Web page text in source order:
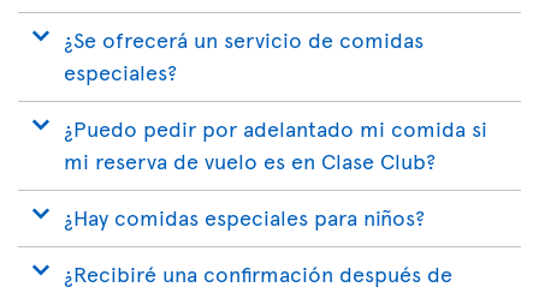
¿Se ofrecerá un servicio de comidas
especiales?
¿Puedo pedir por adelantado mi comida si
mi reserva de vuelo es en Clase Club?
¿Hay comidas especiales para niños?
¿Recibiré una confirmación después de